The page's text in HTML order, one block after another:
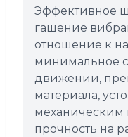
Эффективное
гашение
отношение к
минимальное
движении,
материала,
механическим
прочность на